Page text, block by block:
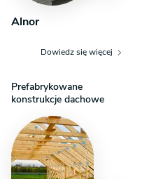
Alnor
Dowiedz się więcej
Prefabrykowane
konstrukcje dachowe